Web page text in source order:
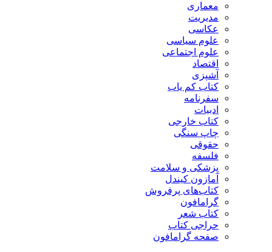
معماری
مدیریت
عکاسی
علوم سیاسی
علوم اجتماعی
اقتصاد
آشپزی
کتاب کم یاب
سفرنامه
ادبیات
کتاب خارجی
چاپ سنگی
حقوقی
فلسفه
پزشکی و سلامت
آمازون کیندل
کتاب‌های پرفروش
گرامافون
کتاب شعر
حراجی کتاب
صفحه گرامافون